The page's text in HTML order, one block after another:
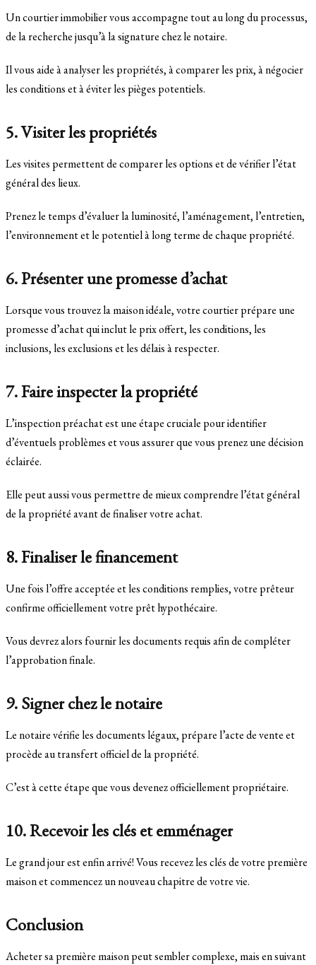
Un courtier immobilier vous accompagne tout au long du processus,
de la recherche jusqu’à la signature chez le notaire.
Il vous aide à analyser les propriétés, à comparer les prix, à négocier
les conditions et à éviter les pièges potentiels.
5. Visiter les propriétés
Les visites permettent de comparer les options et de vérifier l’état
général des lieux.
Prenez le temps d’évaluer la luminosité, l’aménagement, l’entretien,
l’environnement et le potentiel à long terme de chaque propriété.
6. Présenter une promesse d’achat
Lorsque vous trouvez la maison idéale, votre courtier prépare une
promesse d’achat qui inclut le prix offert, les conditions, les
inclusions, les exclusions et les délais à respecter.
7. Faire inspecter la propriété
L’inspection préachat est une étape cruciale pour identifier
d’éventuels problèmes et vous assurer que vous prenez une décision
éclairée.
Elle peut aussi vous permettre de mieux comprendre l’état général
de la propriété avant de finaliser votre achat.
8. Finaliser le financement
Une fois l’offre acceptée et les conditions remplies, votre prêteur
confirme officiellement votre prêt hypothécaire.
Vous devrez alors fournir les documents requis afin de compléter
l’approbation finale.
9. Signer chez le notaire
Le notaire vérifie les documents légaux, prépare l’acte de vente et
procède au transfert officiel de la propriété.
C’est à cette étape que vous devenez officiellement propriétaire.
10. Recevoir les clés et emménager
Le grand jour est enfin arrivé! Vous recevez les clés de votre première
maison et commencez un nouveau chapitre de votre vie.
Conclusion
Acheter sa première maison peut sembler complexe, mais en suivant